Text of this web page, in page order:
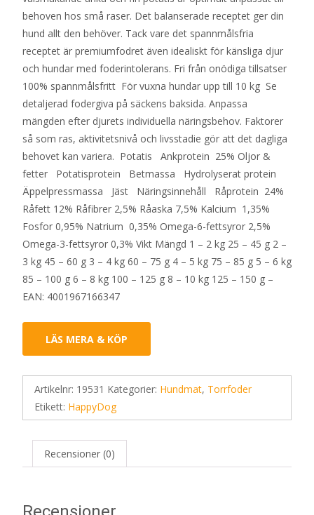
behoven hos små raser. Det balanserade receptet ger din
hund allt den behöver. Tack vare det spannmålsfria
receptet är premiumfodret även idealiskt för känsliga djur
och hundar med foderintolerans. Fri från onödiga tillsatser
100% spannmålsfritt För vuxna hundar upp till 10 kg Se
detaljerad fodergiva på säckens baksida. Anpassa
mängden efter djurets individuella näringsbehov. Faktorer
så som ras, aktivitetsnivå och livsstadie gör att det dagliga
behovet kan variera. Potatis Ankprotein 25% Oljor &
fetter Potatisprotein Betmassa Hydrolyserat protein
Äppelpressmassa Jäst Näringsinnehåll Råprotein 24%
Råfett 12% Råfibrer 2,5% Råaska 7,5% Kalcium 1,35%
Fosfor 0,95% Natrium 0,35% Omega-6-fettsyror 2,5%
Omega-3-fettsyror 0,3% Vikt Mängd 1 – 2 kg 25 – 45 g 2 –
3 kg 45 – 60 g 3 – 4 kg 60 – 75 g 4 – 5 kg 75 – 85 g 5 – 6 kg
85 – 100 g 6 – 8 kg 100 – 125 g 8 – 10 kg 125 – 150 g –
EAN: 4001967166347
LÄS MERA & KÖP
Artikelnr: 19531 Kategorier: Hundmat, Torrfoder
Etikett: HappyDog
Recensioner (0)